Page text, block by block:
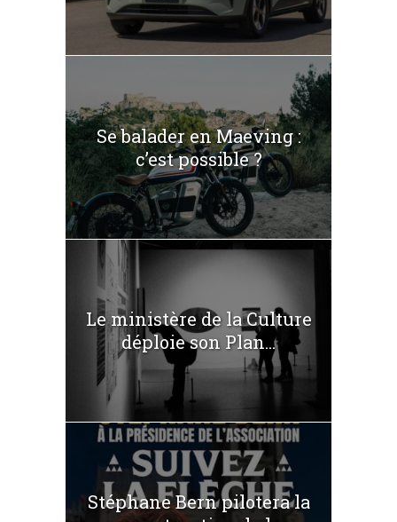
Se balader en Maeving :
c’est possible ?
Le ministère de la Culture
déploie son Plan...
Stéphane Bern pilotera la